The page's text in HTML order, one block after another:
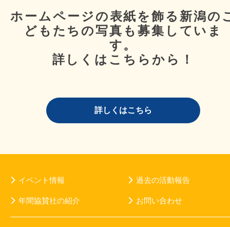
ホームページの表紙を飾る新潟の
どもたちの写真も募集していま
す。
詳しくはこちらから！
詳しくはこちら
イベント情報 過去の活動報告
年間協賛社の紹介 お問い合わせ